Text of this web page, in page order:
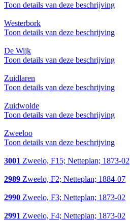
Toon details van deze beschrijving
Westerbork
Toon details van deze beschrijving
De Wijk
Toon details van deze beschrijving
Zuidlaren
Toon details van deze beschrijving
Zuidwolde
Toon details van deze beschrijving
Zweeloo
Toon details van deze beschrijving
3001 Zweelo, F15; Netteplan; 1873-02
2989 Zweelo, F2; Netteplan; 1884-07
2990 Zweelo, F3; Netteplan; 1873-02
2991 Zweelo, F4; Netteplan; 1873-02